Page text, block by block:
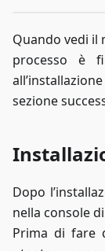
Quando vedi il
processo è
sezione
Dopo
nella console
Prima di fare